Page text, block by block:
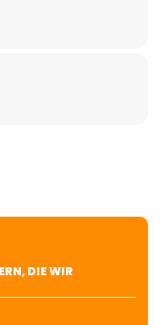
DIE WIR